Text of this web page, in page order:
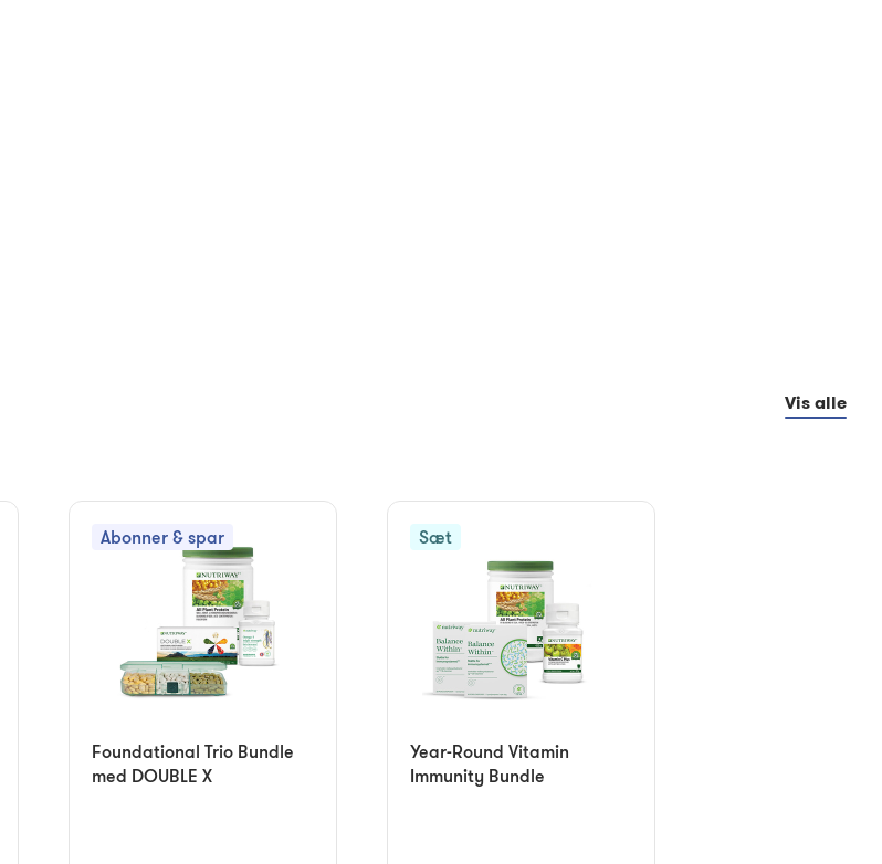
Vis alle
Abonner & spar
Foundational Trio Bundle
med DOUBLE X
Sæt
Year-Round Vitamin
Immunity Bundle